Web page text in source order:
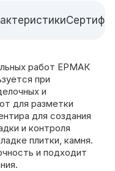
работ ЕРМАК
при
и
для разметки
для создания
и контроля
плитки, камня.
и подходит